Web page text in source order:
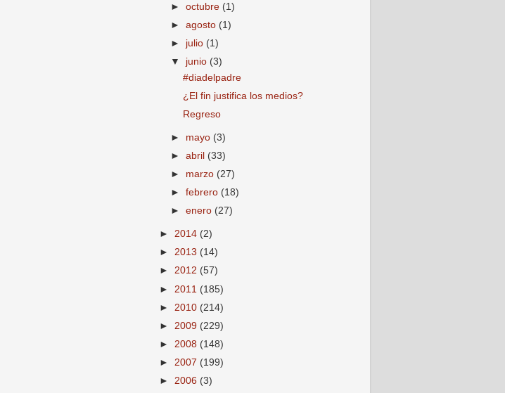
►octubre (1)
►agosto (1)
► julio (1)
▼ junio (3)
#diadelpadre
¿El fin justifica los medios?
Regreso
► mayo (3)
►abril (33)
► marzo (27)
►febrero (18)
►enero (27)
► 2014 (2)
► 2013 (14)
► 2012 (57)
► 2011 (185)
► 2010 (214)
► 2009 (229)
► 2008 (148)
► 2007 (199)
► 2006 (3)